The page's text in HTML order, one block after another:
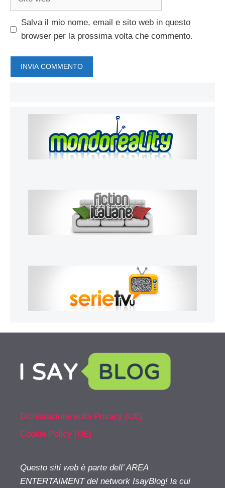
Salva il mio nome, email e sito web in questo
browser per la prossima volta che commento.
Dichiarazione sulla Privacy (UE)
Cookie Policy (UE)
Questo siti web è parte dell’ AREA
ENTERTAIMENT del network IsayBlog! la cui